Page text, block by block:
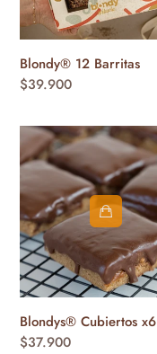
Blondy® 12 Barritas
Precio
$39.900
Blondys®
Cubiertos
x6
Blondys® Cubiertos x6
Precio
$37.900